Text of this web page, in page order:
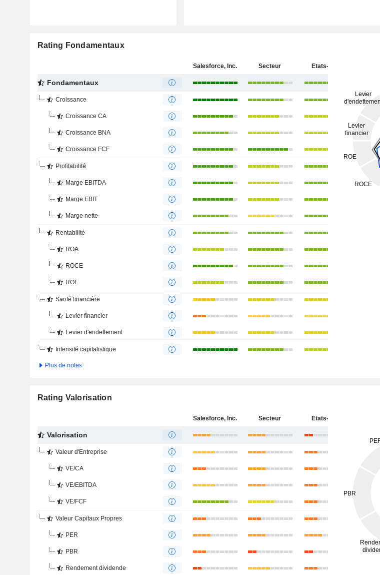
Rating Fondamentaux
Salesforce, Inc. Secteur Etats-Unis
Fondamentaux
Croissance
Croissance CA
Croissance BNA
Croissance FCF
Profitabilité
Marge EBITDA
Marge EBIT
Marge nette
Rentabilité
ROA
ROCE
ROE
Santé financière
Levier financier
Levier d'endettement
Intensité capitalistique
Plus de notes
Rating Valorisation
Salesforce, Inc. Secteur Etats-Unis
Valorisation
Valeur d'Entreprise
VE/CA
VE/EBITDA
VE/FCF
Valeur Capitaux Propres
PER
PBR
Rendement dividende